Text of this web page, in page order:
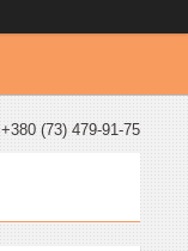
+380 (73) 479-91-75